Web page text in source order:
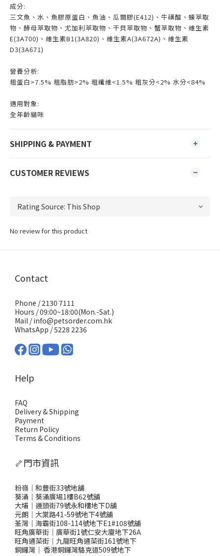
成分:
三文魚、水、魚膠原蛋白、魚油、瓜爾膠(E412)、牛磺酸、蠔萃取
物、酵母萃取物、尤加利萃取物、干貝萃取物、蟹萃取物、維生素
E(3A700)、維生素B1(3A820)、維生素A(3A672A)、維生素
D3(3A671)
營養分析:
粗蛋白>7.5% 粗脂肪>2% 粗纖維<1.5% 粗灰分<2% 水分<84%
適用對象:
全年齡貓咪
SHIPPING & PAYMENT
CUSTOMER REVIEWS
No review for this product
Contact
Phone / 2130 7111
Hours / 09:00~18:00(Mon.-Sat.)
Mail / info@petsorder.com.hk
WhatsApp /5228 2236
Help
FAQ
Delivery & Shipping
Payment
Return Policy
Terms & Conditions
🦴門市資訊
粉嶺｜和豐街33號地舖
葵涌｜葵涌廣場1樓B62號舖
大埔｜運頭街79號永和樓地下D舖
元朗｜大棠路41-59號地下4號舖
荃灣｜海霸街108-114號地下E1#108號舖
旺角廣華街｜廣華街1號仁安大廈地下26A
旺角通菜街｜九龍旺角通菜街161號地下
銅鑼灣 ｜ 香港銅鑼灣駱克道509號地下